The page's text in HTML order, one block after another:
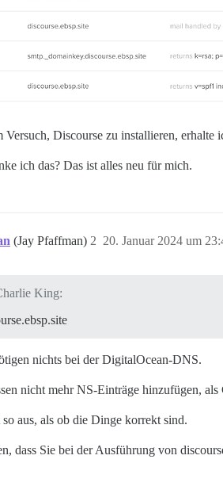
Versuch, Discourse zu installieren, erhalte
ich das? Das ist alles neu für mich.
(Jay Pfaffman) 20. Januar 2024 um
2
King:
nichts bei der DigitalOcean-DNS.
nicht mehr NS-Einträge hinzufügen,
so aus, als ob die Dinge korrekt sind.
dass Sie bei der Ausführung von